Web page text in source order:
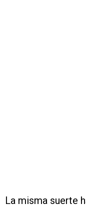
La misma suerte